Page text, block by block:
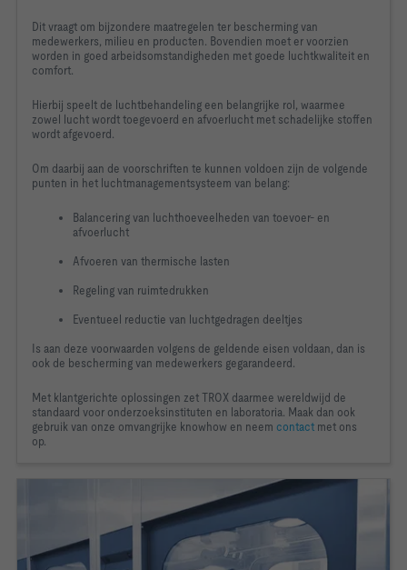
Dit vraagt om bijzondere maatregelen ter bescherming van
medewerkers, milieu en producten. Bovendien moet er voorzien
worden in goed arbeidsomstandigheden met goede luchtkwaliteit en
comfort.
Hierbij speelt de luchtbehandeling een belangrijke rol, waarmee
zowel lucht wordt toegevoerd en afvoerlucht met schadelijke stoffen
wordt afgevoerd.
Om daarbij aan de voorschriften te kunnen voldoen zijn de volgende
punten in het luchtmanagementsysteem van belang:
Balancering van luchthoeveelheden van toevoer- en
afvoerlucht
Afvoeren van thermische lasten
Regeling van ruimtedrukken
Eventueel reductie van luchtgedragen deeltjes
Is aan deze voorwaarden volgens de geldende eisen voldaan, dan is
ook de bescherming van medewerkers gegarandeerd.
Met klantgerichte oplossingen zet TROX daarmee wereldwijd de
standaard voor onderzoeksinstituten en laboratoria. Maak dan ook
gebruik van onze omvangrijke knowhow en neem contact met ons
op.